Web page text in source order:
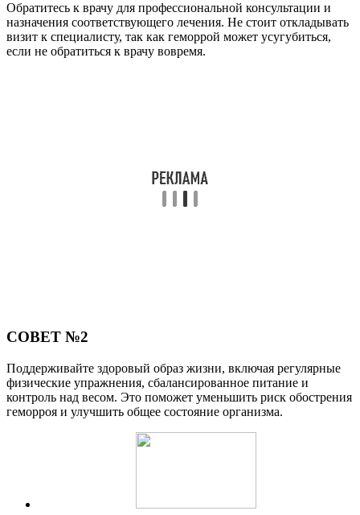
Обратитесь к врачу для профессиональной консультации и
назначения соответствующего лечения. Не стоит откладывать
визит к специалисту, так как геморрой может усугубиться,
если не обратиться к врачу вовремя.
СОВЕТ №2
Поддерживайте здоровый образ жизни, включая регулярные
физические упражнения, сбалансированное питание и
контроль над весом. Это поможет уменьшить риск обострения
геморроя и улучшить общее состояние организма.